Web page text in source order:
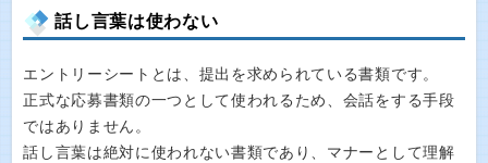
話し言葉は使わない
エントリーシートとは、提出を求められている書類です。
正式な応募書類の一つとして使われるため、会話をする手段
ではありません。
話し言葉は絶対に使われない書類であり、マナーとして理解